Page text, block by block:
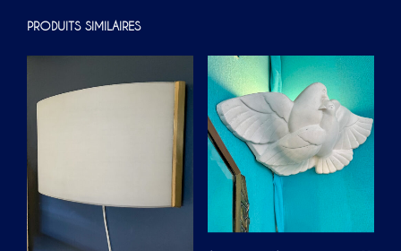
PRODUITS SIMILAIRES